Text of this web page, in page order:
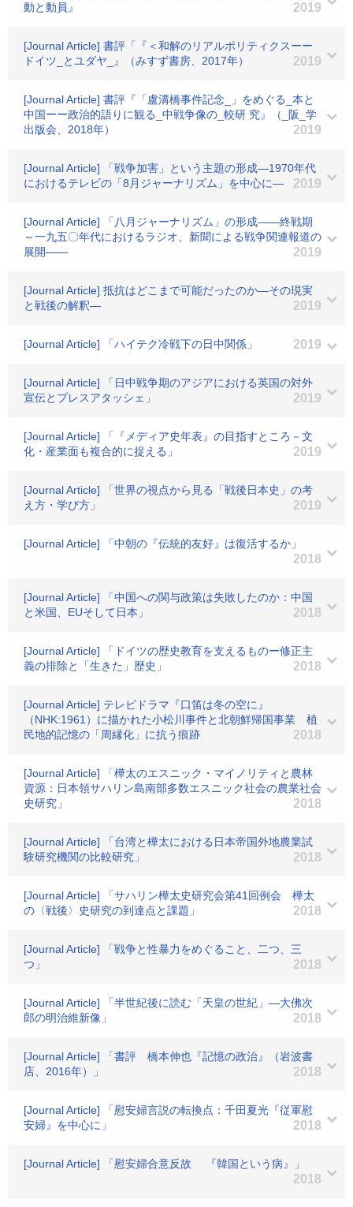
動と動員』
2019
[Journal Article] 書評「『＜和解のリアルポリティクスーー
ドイツ_とユダヤ_』（みすず書房、2017年）
2019
[Journal Article] 書評『「盧溝橋事件記念_」をめぐる_本と
中国ーー政治的語りに観る_中戦争像の_較研 究』（_阪_学
出版会、2018年）
2019
[Journal Article] 「戦争加害」という主題の形成―1970年代
におけるテレビの「8月ジャーナリズム」を中心に―
2019
[Journal Article] 「八月ジャーナリズム」の形成――終戦期
～一九五〇年代におけるラジオ、新聞による戦争関連報道の
展開――
2019
[Journal Article] 抵抗はどこまで可能だったのか―その現実
と戦後の解釈―
2019
[Journal Article] 「ハイテク冷戦下の日中関係」 2019
[Journal Article] 「日中戦争期のアジアにおける英国の対外
宣伝とプレスアタッシェ」
2019
[Journal Article] 「『メディア史年表』の目指すところ－文
化・産業面も複合的に捉える」
2019
[Journal Article] 「世界の視点から見る「戦後日本史」の考
え方・学び方」
2019
[Journal Article] 「中朝の『伝統的友好』は復活するか」
2018
[Journal Article] 「中国への関与政策は失敗したのか：中国
と米国、EUそして日本」
2018
[Journal Article] 「ドイツの歴史教育を支えるものー修正主
義の排除と「生きた」歴史」
2018
[Journal Article] テレビドラマ『口笛は冬の空に』
（NHK:1961）に描かれた小松川事件と北朝鮮帰国事業 植
民地的記憶の「周縁化」に抗う痕跡
2018
[Journal Article] 「樺太のエスニック・マイノリティと農林
資源：日本領サハリン島南部多数エスニック社会の農業社会
史研究」
2018
[Journal Article] 「台湾と樺太における日本帝国外地農業試
験研究機関の比較研究」
2018
[Journal Article] 「サハリン樺太史研究会第41回例会 樺太
の〈戦後〉史研究の到達点と課題」
2018
[Journal Article] 「戦争と性暴力をめぐること、二つ、三
つ」
2018
[Journal Article] 「半世紀後に読む「天皇の世紀」―大佛次
郎の明治維新像」
2018
[Journal Article] 「書評 橋本伸也『記憶の政治』（岩波書
店、2016年）」
2018
[Journal Article] 「慰安婦言説の転換点：千田夏光『従軍慰
安婦』を中心に」
2018
[Journal Article] 「慰安婦合意反故 『韓国という病』」
2018